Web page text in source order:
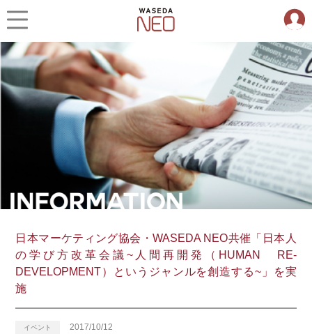
日本マーケティング協会・WASEDA NEO共催「日本人
の学び方改革会議~人間再開発（HUMAN RE-
DEVELOPMENT）というジャンルを創造する~」を実
施
イベント 2017/10/12